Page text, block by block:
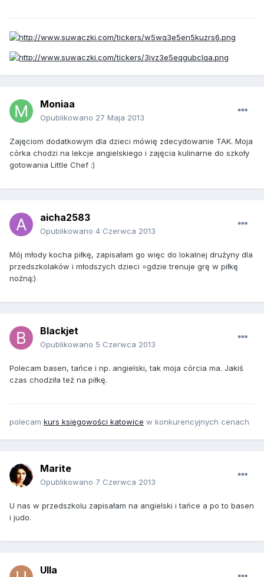
Moniaa
Opublikowano 27 Maja 2013
Zajęciom dodatkowym dla dzieci mówię zdecydowanie TAK. Moja
córka chodzi na lekcje angielskiego i zajęcia kulinarne do szkoły
gotowania Little Chef :)
aicha2583
Opublikowano 4 Czerwca 2013
Mój młody kocha piłkę, zapisałam go więc do lokalnej drużyny dla
przedszkolaków i młodszych dzieci =gdzie trenuje grę w piłkę
nożną:)
Blackjet
Opublikowano 5 Czerwca 2013
Polecam basen, tańce i np. angielski, tak moja córcia ma. Jakiś
czas chodziła też na piłkę.
polecam kurs księgowości katowice w konkurencyjnych cenach
Marite
Opublikowano 7 Czerwca 2013
U nas w przedszkolu zapisałam na angielski i tańce a po to basen
i judo.
Ulla